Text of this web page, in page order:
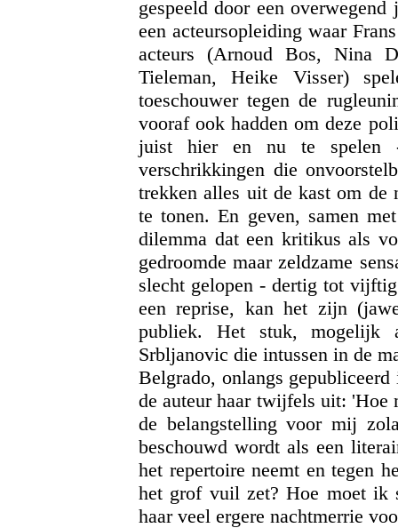
gespeeld door een
een acteursopleiding waar
acteurs (Arnoud Bos, Nina
Tieleman, Heike Visser)
toeschouwer tegen de
vooraf ook hadden om deze
juist hier en nu te spelen
verschrikkingen die
trekken alles uit de kast om de
te tonen. En geven, samen
dilemma dat een kritikus als
gedroomde maar zeldzame
slecht gelopen - dertig tot
een reprise, kan het zijn
publiek. Het stuk, mogelijk
Srbljanovic die intussen in de
Belgrado, onlangs
de auteur haar twijfels uit: 'Hoe
de belangstelling voor mij
beschouwd wordt als een
het repertoire neemt en tegen
het grof vuil zet? Hoe moet ik
haar veel ergere nachtmerrie